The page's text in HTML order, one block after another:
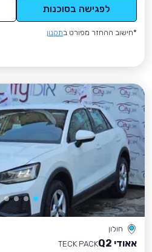
לפגישה בסוכנות
*חישוב ההחזר מפורט בתקנון
חולון
אאודי Q2
TECK PACK